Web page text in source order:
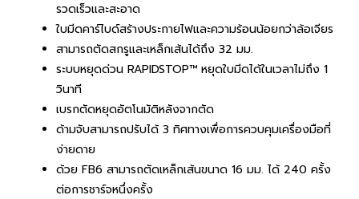
รวดเร็วและสะอาด
ใบมีดคาร์ไบด์สร้างประกายไฟและความร้อนน้อยกว่าล้อเจียร
สามารถตัดสกรูและเหล็กเส้นได้ถึง 32 มม.
ระบบหยุดด่วน RAPIDSTOP™ หยุดใบมีดได้ในเวลาไม่ถึง 1
วินาที
เบรกตัดหยุดอัตโนมัติหลังจากตัด
ด้ามจับสามารถปรับได้ 3 ทิศทางเพื่อการควบคุมเครื่องมือที่
ง่ายดาย
ด้วย FB6 สามารถตัดเหล็กเส้นขนาด 16 มม. ได้ 240 ครั้ง
ต่อการชาร์จหนึ่งครั้ง